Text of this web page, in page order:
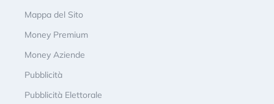
Mappa del Sito
Money Premium
Money Aziende
Pubblicità
Pubblicità Elettorale